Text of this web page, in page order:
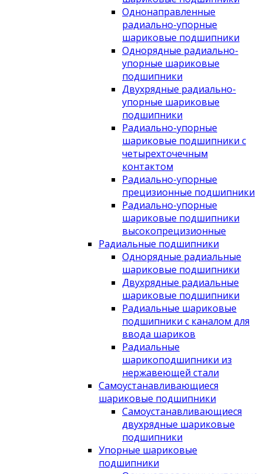
Однонаправленные
радиально-упорные
шариковые подшипники
Однорядные радиально-
упорные шариковые
подшипники
Двухрядные радиально-
упорные шариковые
подшипники
Радиально-упорные
шариковые подшипники с
четырехточечным
контактом
Радиально-упорные
прецизионные подшипники
Радиально-упорные
шариковые подшипники
высокопрецизионные
Радиальные подшипники
Однорядные радиальные
шариковые подшипники
Двухрядные радиальные
шариковые подшипники
Радиальные шариковые
подшипники с каналом для
ввода шариков
Радиальные
шарикоподшипники из
нержавеющей стали
Самоустанавливающиеся
шариковые подшипники
Самоустанавливающиеся
двухрядные шариковые
подшипники
Упорные шариковые
подшипники